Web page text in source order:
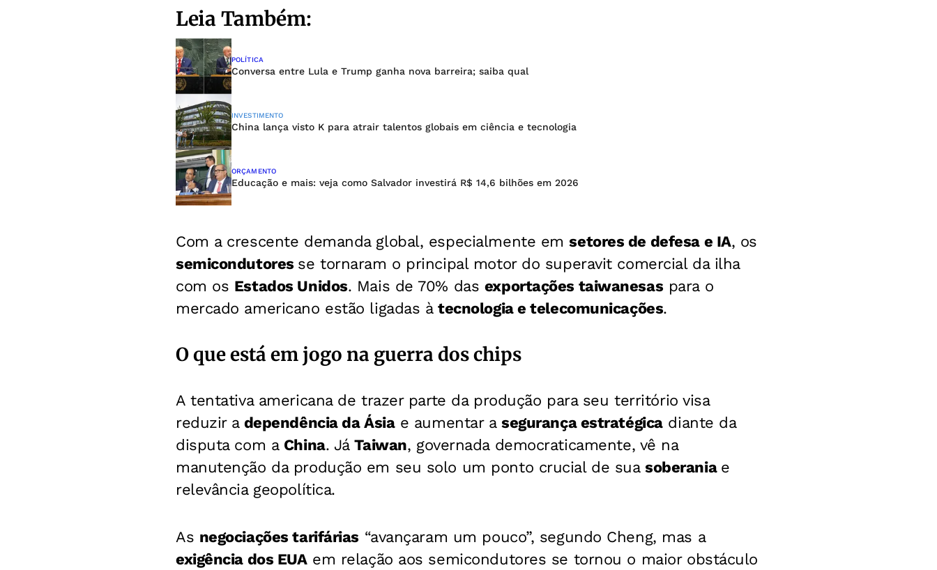
Leia Também:
POLÍTICA
Conversa entre Lula e Trump ganha nova barreira; saiba qual
INVESTIMENTO
China lança visto K para atrair talentos globais em ciência e tecnologia
ORÇAMENTO
Educação e mais: veja como Salvador investirá R$ 14,6 bilhões em 2026
Com a crescente demanda global, especialmente emsetores de defesa e IA, os
semicondutores se tornaram o principal motor do superavit comercial da ilha
com os Estados Unidos. Mais de 70% das exportações taiwanesas para o
mercado americano estão ligadas àtecnologia e telecomunicações.
O que está em jogo na guerra dos chips
A tentativa americana de trazer parte da produção para seu território visa
reduzir a dependência da Ásiae aumentar asegurança estratégicadiante da
disputa com a China. JáTaiwan, governada democraticamente, vê na
manutenção da produção em seu solo um ponto crucial de suasoberania e
relevância geopolítica.
As negociações tarifárias “avançaram um pouco”, segundo Cheng, mas a
exigência dos EUAem relação aos semicondutores se tornou o maior obstáculo